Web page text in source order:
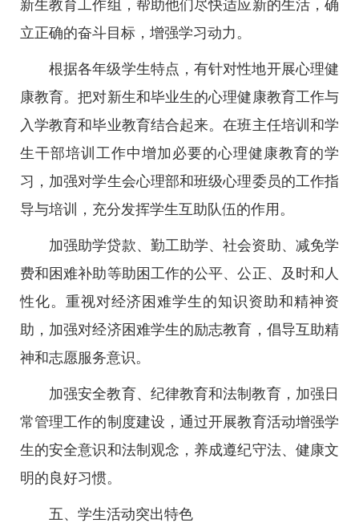
新生教育工作组，帮助他们尽快适应新的生活，确
立正确的奋斗目标，增强学习动力。
根据各年级学生特点，有针对性地开展心理健
康教育。把对新生和毕业生的心理健康教育工作与
入学教育和毕业教育结合起来。在班主任培训和学
生干部培训工作中增加必要的心理健康教育的学
习，加强对学生会心理部和班级心理委员的工作指
导与培训，充分发挥学生互助队伍的作用。
加强助学贷款、勤工助学、社会资助、减免学
费和困难补助等助困工作的公平、公正、及时和人
性化。重视对经济困难学生的知识资助和精神资
助，加强对经济困难学生的励志教育，倡导互助精
神和志愿服务意识。
加强安全教育、纪律教育和法制教育，加强日
常管理工作的制度建设，通过开展教育活动增强学
生的安全意识和法制观念，养成遵纪守法、健康文
明的良好习惯。
五、学生活动突出特色